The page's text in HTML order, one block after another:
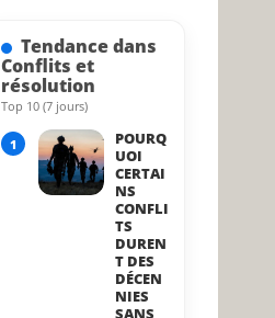
Tendance dans
Conflits et
résolution
Top 10 (7 jours)
1
POURQ
UOI
CERTAI
NS
CONFLI
TS
DUREN
T DES
DÉCEN
NIES
SANS